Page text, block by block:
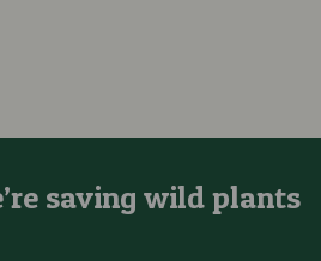
saving wild plants